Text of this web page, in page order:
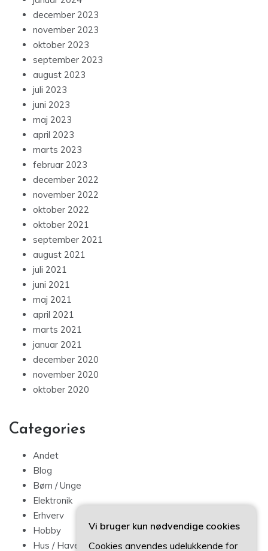
december 2023
november 2023
oktober 2023
september 2023
august 2023
juli 2023
juni 2023
maj 2023
april 2023
marts 2023
februar 2023
december 2022
november 2022
oktober 2022
oktober 2021
september 2021
august 2021
juli 2021
juni 2021
maj 2021
april 2021
marts 2021
januar 2021
december 2020
november 2020
oktober 2020
Categories
Andet
Blog
Børn / Unge
Elektronik
Erhverv
Hobby
Hus / Have
Vi bruger kun nødvendige cookies
Cookies anvendes udelukkende for